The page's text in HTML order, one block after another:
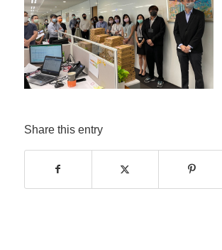
Share this entry